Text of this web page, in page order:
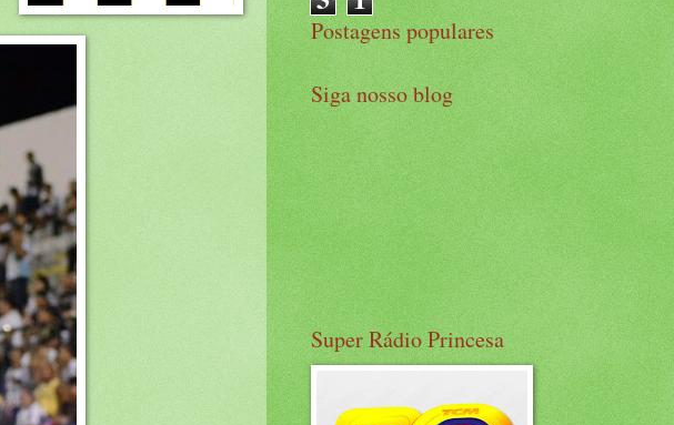
Postagens populares
Siga nosso blog
Super Rádio Princesa